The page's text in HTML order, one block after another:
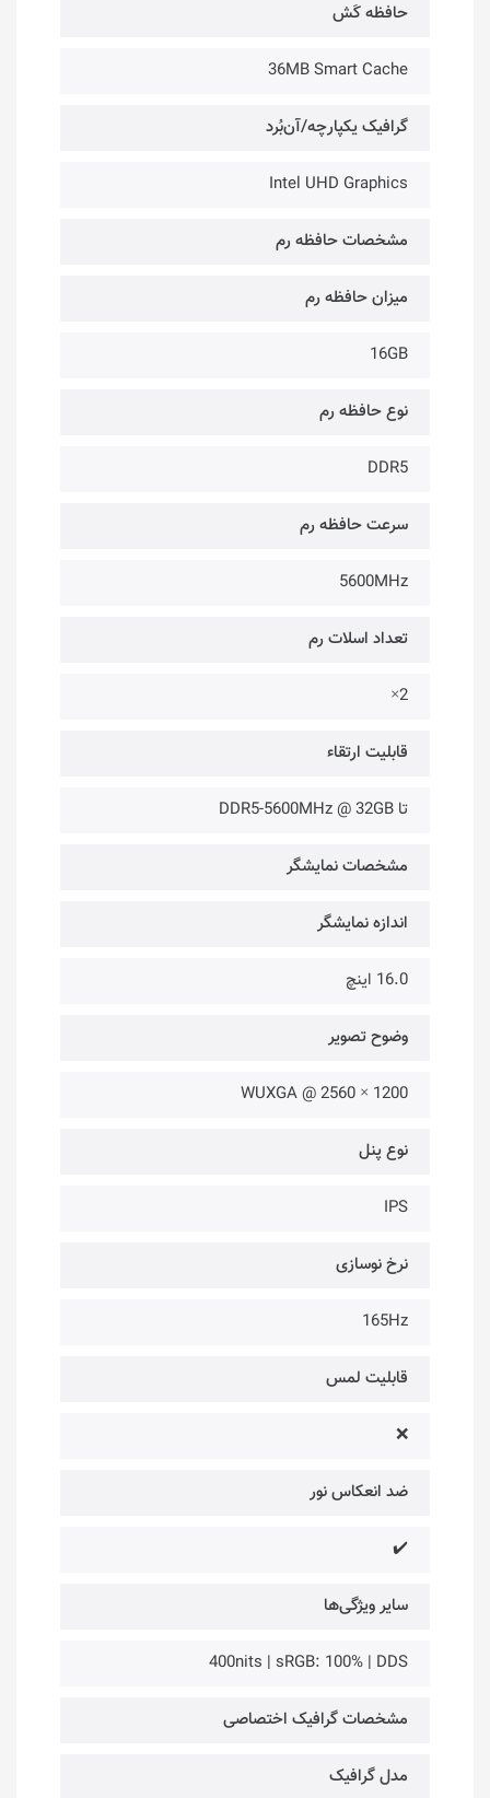
حافظه کَش
36MB Smart Cache
گرافیک یکپارچه/آن‌بُرد
Intel UHD Graphics
مشخصات حافظه رم
میزان حافظه رم
16GB
نوع حافظه رم
DDR5
سرعت حافظه رم
5600MHz
تعداد اسلات رم
2×
قابلیت ارتقاء
تا DDR5-5600MHz @ 32GB
مشخصات نمایشگر
اندازه نمایشگر
16.0 اینچ
وضوح تصویر
1200 × 2560 @ WUXGA
نوع پنل
IPS
نرخ نوسازی
165Hz
قابلیت لمس
❌
ضد انعکاس نور
✔️
سایر ویژگی‌ها
400nits | sRGB: 100% | DDS
مشخصات گرافیک اختصاصی
مدل گرافیک